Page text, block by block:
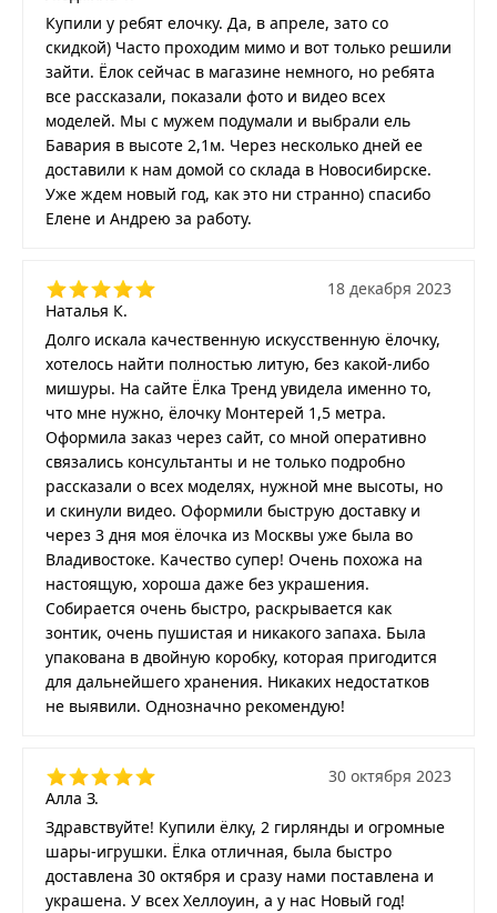
Купили у ребят елочку. Да, в апреле, зато со
скидкой) Часто проходим мимо и вот только решили
зайти. Ёлок сейчас в магазине немного, но ребята
все рассказали, показали фото и видео всех
моделей. Мы с мужем подумали и выбрали ель
Бавария в высоте 2,1м. Через несколько дней ее
доставили к нам домой со склада в Новосибирске.
Уже ждем новый год, как это ни странно) спасибо
Елене и Андрею за работу.
Наталья К.
18 декабря 2023
Долго искала качественную искусственную ёлочку,
хотелось найти полностью литую, без какой-либо
мишуры. На сайте Ёлка Тренд увидела именно то,
что мне нужно, ёлочку Монтерей 1,5 метра.
Оформила заказ через сайт, со мной оперативно
связались консультанты и не только подробно
рассказали о всех моделях, нужной мне высоты, но
и скинули видео. Оформили быструю доставку и
через 3 дня моя ёлочка из Москвы уже была во
Владивостоке. Качество супер! Очень похожа на
настоящую, хороша даже без украшения.
Собирается очень быстро, раскрывается как
зонтик, очень пушистая и никакого запаха. Была
упакована в двойную коробку, которая пригодится
для дальнейшего хранения. Никаких недостатков
не выявили. Однозначно рекомендую!
Алла З.
30 октября 2023
Здравствуйте! Купили ёлку, 2 гирлянды и огромные
шары-игрушки. Ёлка отличная, была быстро
доставлена 30 октября и сразу нами поставлена и
украшена. У всех Хеллоуин, а у нас Новый год!